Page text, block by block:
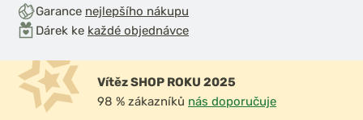
Garance nejlepšího nákupu
Dárek ke každé objednávce
Vítěz SHOP ROKU 2025
98 % zákazníků nás doporučuje